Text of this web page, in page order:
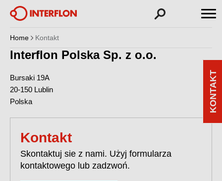
Home Kontakt
Interflon Polska Sp. z o.o.
Bursaki 19A
20-150 Lublin
Polska
Kontakt
Skontaktuj sie z nami. Użyj formularza
kontaktowego lub zadzwoń.
KONTAKT